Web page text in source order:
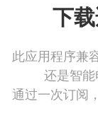
下
此应用程序兼
还是智能
通过一次订阅